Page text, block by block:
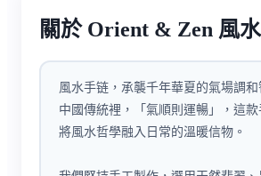
關於 Orient & Zen 風
風水手链，承襲千年華夏的氣場調
中國傳統裡，「氣順則運暢」，這
將風水哲學融入日常的溫暖信物。​